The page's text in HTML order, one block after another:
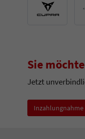
Cupra
Sie
Jetzt
Inzahlungnahme